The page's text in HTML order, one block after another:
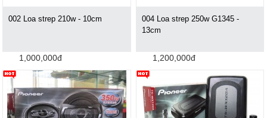
002 Loa strep 210w - 10cm
1,000,000đ
004 Loa strep 250w G1345 -
13cm
1,200,000đ